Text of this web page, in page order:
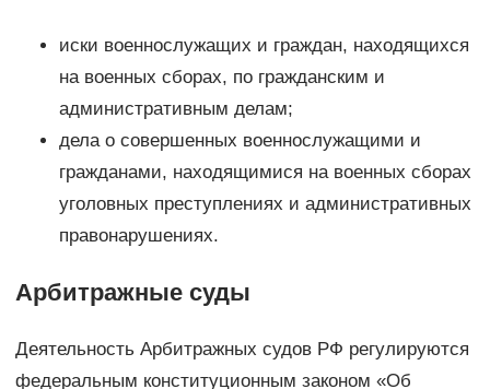
иски военнослужащих и граждан, находящихся
на военных сборах, по гражданским и
административным делам;
дела о совершенных военнослужащими и
гражданами, находящимися на военных сборах
уголовных преступлениях и административных
правонарушениях.
Арбитражные суды
Деятельность Арбитражных судов РФ регулируются
федеральным конституционным законом «Об